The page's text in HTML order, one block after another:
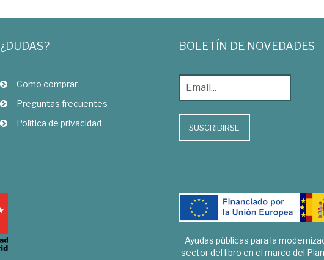
¿DUDAS?
Como comprar
Preguntas frecuentes
Política de privacidad
BOLETÍN DE NOVEDADES
SUSCRIBIRSE
Ayudas públicas para la
sector del libro en el marco del